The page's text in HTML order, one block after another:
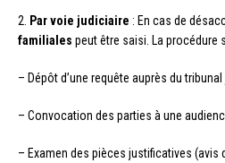
2. Par voie judiciaire : En cas de
familiales peut être saisi. La procédure
– Dépôt d’une requête auprès du
– Convocation des parties à une
– Examen des pièces justificatives (avis